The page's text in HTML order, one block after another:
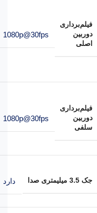
فیلم‌برداری
دوربین
اصلی
1080p@30fps
فیلم‌‌برداری
دوربین
سلفی
1080p@30fps
جک 3.5 میلیمتری صدا دارد